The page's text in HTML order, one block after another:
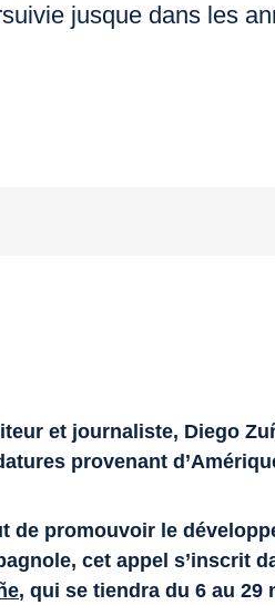
jusque dans les
et journaliste, Diego
provenant
de promouvoir le
cet appel s’inscrit
, qui se tiendra du 6 au 29